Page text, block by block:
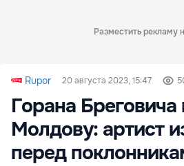
Разместить рекламу
Rupor 20 августа 2023, 15:47
Горана Бреговича
Молдову: артист
перед